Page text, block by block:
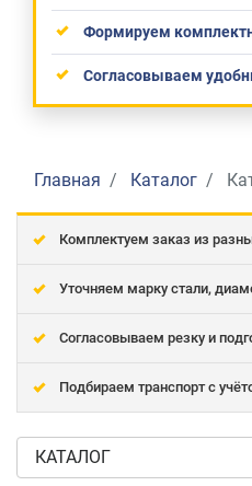
Формируем
Согласовываем
Главная Каталог
Комплектуем заказ из
Уточняем марку стали,
Согласовываем резку и
Подбираем транспорт с
КАТАЛОГ